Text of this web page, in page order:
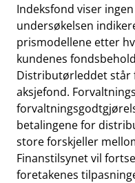
Indeksfond viser
undersøkelsen
prismodellene etter
kundenes
Distributørleddet står
aksjefond.
betalingene for
store forskjeller
Finanstilsynet vil
foretakenes